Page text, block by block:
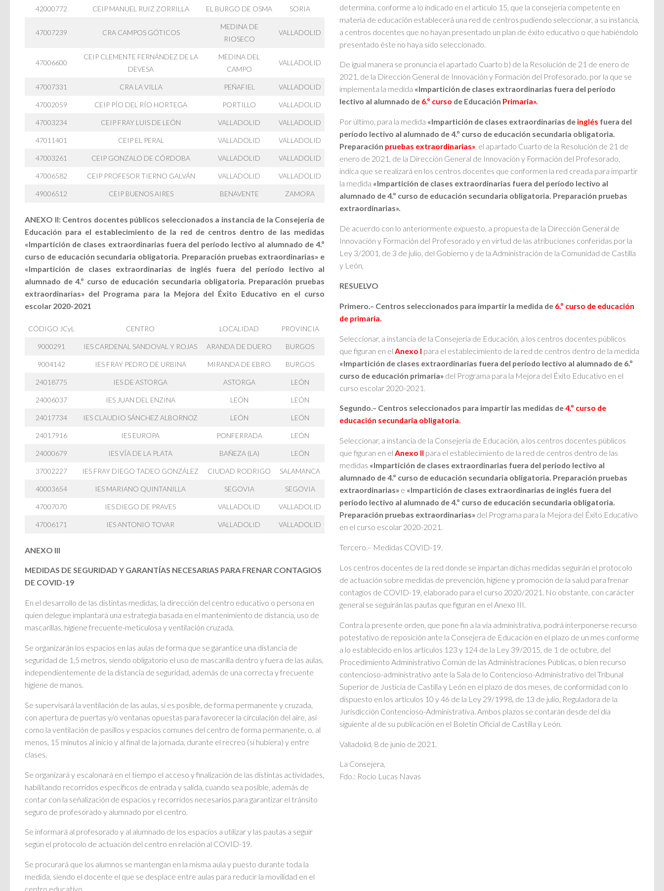
42000772 CEIP MANUEL RUIZ ZORRILLA EL BURGO DE OSMA SORIA
47007239 CRA CAMPOS GÓTICOS
MEDINA DE
RIOSECO
VALLADOLID
47006600
CEIP CLEMENTE FERNÁNDEZ DE LA
DEVESA
MEDINA DEL
CAMPO
VALLADOLID
47007331 CRA LA VILLA PEÑAFIEL VALLADOLID
47002059 CEIP PÍO DEL RÍO HORTEGA PORTILLO VALLADOLID
47003234 CEIP FRAY LUIS DE LEÓN VALLADOLID VALLADOLID
47011401 CEIP EL PERAL VALLADOLID VALLADOLID
47003261 CEIP GONZALO DE CÓRDOBA VALLADOLID VALLADOLID
47006582 CEIP PROFESOR TIERNO GALVÁN VALLADOLID VALLADOLID
49006512 CEIP BUENOS AIRES BENAVENTE ZAMORA
ANEXO II: Centros docentes públicos seleccionados a instancia de la Consejería de
Educación para el establecimiento de la red de centros dentro de las medidas
«Impartición de clases extraordinarias fuera del período lectivo al alumnado de 4.º
curso de educación secundaria obligatoria. Preparación pruebas extraordinarias» e
«Impartición de clases extraordinarias de inglés fuera del período lectivo al
alumnado de 4.º curso de educación secundaria obligatoria. Preparación pruebas
extraordinarias» del Programa para la Mejora del Éxito Educativo en el curso
escolar 2020-2021
CÓDIGO JCyL CENTRO LOCALIDAD PROVINCIA
9000291 IES CARDENAL SANDOVAL Y ROJAS ARANDA DE DUERO BURGOS
9004142 IES FRAY PEDRO DE URBINA MIRANDA DE EBRO BURGOS
24018775 IES DE ASTORGA ASTORGA LEÓN
24006037 IES JUAN DEL ENZINA LEÓN LEÓN
24017734 IES CLAUDIO SÁNCHEZ ALBORNOZ LEÓN LEÓN
24017916 IES EUROPA PONFERRADA LEÓN
24000679 IES VÍA DE LA PLATA BAÑEZA (LA) LEÓN
37002227 IES FRAY DIEGO TADEO GONZÁLEZ CIUDAD RODRIGO SALAMANCA
40003654 IES MARIANO QUINTANILLA SEGOVIA SEGOVIA
47007070 IES DIEGO DE PRAVES VALLADOLID VALLADOLID
47006171 IES ANTONIO TOVAR VALLADOLID VALLADOLID
ANEXO III
MEDIDAS DE SEGURIDAD Y GARANTÍAS NECESARIAS PARA FRENAR CONTAGIOS
DE COVID-19
En el desarrollo de las distintas medidas, la dirección del centro educativo o persona en
quien delegue implantará una estrategia basada en el mantenimiento de distancia, uso de
mascarillas, higiene frecuente-meticulosa y ventilación cruzada.
Se organizarán los espacios en las aulas de forma que se garantice una distancia de
seguridad de 1,5 metros, siendo obligatorio el uso de mascarilla dentro y fuera de las aulas,
independientemente de la distancia de seguridad, además de una correcta y frecuente
higiene de manos.
Se supervisará la ventilación de las aulas, si es posible, de forma permanente y cruzada,
con apertura de puertas y/o ventanas opuestas para favorecer la circulación del aire, así
como la ventilación de pasillos y espacios comunes del centro de forma permanente, o, al
menos, 15 minutos al inicio y al final de la jornada, durante el recreo (si hubiera) y entre
clases.
Se organizará y escalonará en el tiempo el acceso y finalización de las distintas actividades,
habilitando recorridos específicos de entrada y salida, cuando sea posible, además de
contar con la señalización de espacios y recorridos necesarios para garantizar el tránsito
seguro de profesorado y alumnado por el centro.
Se informará al profesorado y al alumnado de los espacios a utilizar y las pautas a seguir
según el protocolo de actuación del centro en relación al COVID-19.
Se procurará que los alumnos se mantengan en la misma aula y puesto durante toda la
medida, siendo el docente el que se desplace entre aulas para reducir la movilidad en el
centro educativo.
determina, conforme a lo indicado en el artículo 15, que la consejería competente en
materia de educación establecerá una red de centros pudiendo seleccionar, a su instancia,
a centros docentes que no hayan presentado un plan de éxito educativo o que habiéndolo
presentado éste no haya sido seleccionado.
De igual manera se pronuncia el apartado Cuarto b) de la Resolución de 21 de enero de
2021, de la Dirección General de Innovación y Formación del Profesorado, por la que se
implementa la medida «Impartición de clases extraordinarias fuera del período
lectivo al alumnado de 6.º curso de Educación Primaria».
Por último, para la medida «Impartición de clases extraordinarias de inglés fuera del
período lectivo al alumnado de 4.º curso de educación secundaria obligatoria.
Preparación pruebas extraordinarias», el apartado Cuarto de la Resolución de 21 de
enero de 2021, de la Dirección General de Innovación y Formación del Profesorado,
indica que se realizará en los centros docentes que conformen la red creada para impartir
la medida «Impartición de clases extraordinarias fuera del período lectivo al
alumnado de 4.º curso de educación secundaria obligatoria. Preparación pruebas
extraordinarias».
De acuerdo con lo anteriormente expuesto, a propuesta de la Dirección General de
Innovación y Formación del Profesorado y en virtud de las atribuciones conferidas por la
Ley 3/2001, de 3 de julio, del Gobierno y de la Administración de la Comunidad de Castilla
y León,
RESUELVO
Primero.– Centros seleccionados para impartir la medida de 6.º curso de educación
de primaria.
Seleccionar, a instancia de la Consejería de Educación, a los centros docentes públicos
que figuran en el Anexo I para el establecimiento de la red de centros dentro de la medida
«Impartición de clases extraordinarias fuera del período lectivo al alumnado de 6.º
curso de educación primaria» del Programa para la Mejora del Éxito Educativo en el
curso escolar 2020-2021.
Segundo.– Centros seleccionados para impartir las medidas de4.º curso de
educación secundaria obligatoria.
Seleccionar, a instancia de la Consejería de Educación, a los centros docentes públicos
que figuran en el Anexo II para el establecimiento de la red de centros dentro de las
medidas «Impartición de clases extraordinarias fuera del período lectivo al
alumnado de 4.º curso de educación secundaria obligatoria. Preparación pruebas
extraordinarias» e «Impartición de clases extraordinarias de inglés fuera del
período lectivo al alumnado de 4.º curso de educación secundaria obligatoria.
Preparación pruebas extraordinarias» del Programa para la Mejora del Éxito Educativo
en el curso escolar 2020-2021.
Tercero.– Medidas COVID-19.
Los centros docentes de la red donde se impartan dichas medidas seguirán el protocolo
de actuación sobre medidas de prevención, higiene y promoción de la salud para frenar
contagios de COVID-19, elaborado para el curso 2020/2021. No obstante, con carácter
general se seguirán las pautas que figuran en el Anexo III.
Contra la presente orden, que pone fin a la vía administrativa, podrá interponerse recurso
potestativo de reposición ante la Consejera de Educación en el plazo de un mes conforme
a lo establecido en los artículos 123 y 124 de la Ley 39/2015, de 1 de octubre, del
Procedimiento Administrativo Común de las Administraciones Públicas, o bien recurso
contencioso-administrativo ante la Sala de lo Contencioso-Administrativo del Tribunal
Superior de Justicia de Castilla y León en el plazo de dos meses, de conformidad con lo
dispuesto en los artículos 10 y 46 de la Ley 29/1998, de 13 de julio, Reguladora de la
Jurisdicción Contencioso-Administrativa. Ambos plazos se contarán desde del día
siguiente al de su publicación en el Boletín Oficial de Castilla y León.
Valladolid, 8 de junio de 2021.
La Consejera,
Fdo.: Rocío Lucas Navas